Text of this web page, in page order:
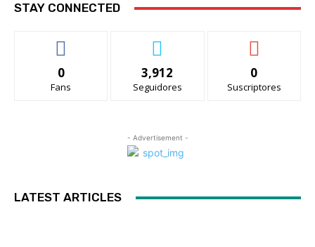
STAY CONNECTED
0
Fans
3,912
Seguidores
0
Suscriptores
- Advertisement -
LATEST ARTICLES